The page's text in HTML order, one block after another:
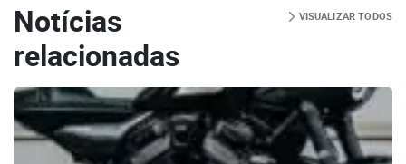
Notícias
relacionadas
VISUALIZAR TODOS